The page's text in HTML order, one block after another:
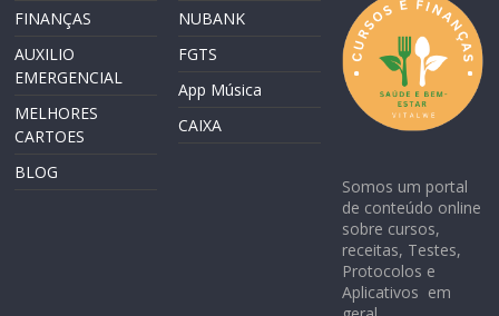
FINANÇAS
AUXILIO
EMERGENCIAL
MELHORES
CARTOES
BLOG
NUBANK
FGTS
App Música
CAIXA
Somos um portal
de conteúdo online
sobre cursos,
receitas, Testes,
Protocolos e
Aplicativos em